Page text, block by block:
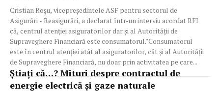
Cristian Roşu, vicepreședintele ASF pentru sectorul de
Asigurări - Reasigurări, a declarat într-un interviu acordat RFI
că, centrul atenţiei asiguratorilor dar şi al Autorităţii de
Supraveghere Financiară este consumatorul."Consumatorul
este în centrul atenției atât al asiguratorilor, cât şi al Autorității
de Supraveghere Financiară, nu doar prin activitatea pe care...
Știați că…? Mituri despre contractul de
energie electrică și gaze naturale